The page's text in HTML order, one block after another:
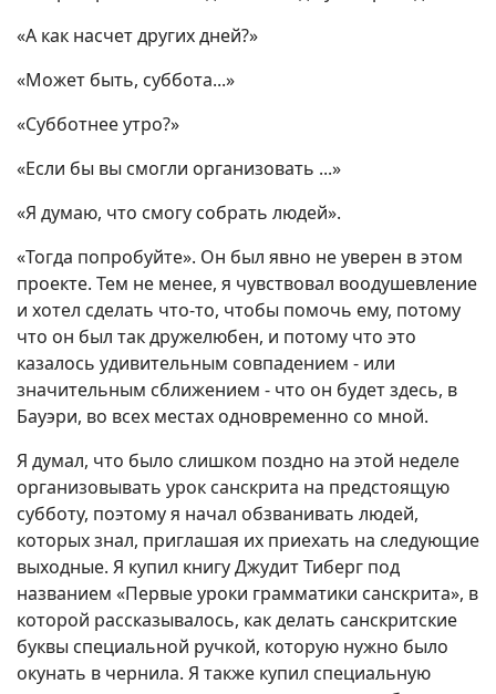
«А как насчет других дней?»
«Может быть, суббота...»
«Субботнее утро?»
«Если бы вы смогли организовать ...»
«Я думаю, что смогу собрать людей».
«Тогда попробуйте». Он был явно не уверен в этом
проекте. Тем не менее, я чувствовал воодушевление
и хотел сделать что-то, чтобы помочь ему, потому
что он был так дружелюбен, и потому что это
казалось удивительным совпадением - или
значительным сближением - что он будет здесь, в
Бауэри, во всех местах одновременно со мной.
Я думал, что было слишком поздно на этой неделе
организовывать урок санскрита на предстоящую
субботу, поэтому я начал обзванивать людей,
которых знал, приглашая их приехать на следующие
выходные. Я купил книгу Джудит Тиберг под
названием «Первые уроки грамматики санскрита», в
которой рассказывалось, как делать санскритские
буквы специальной ручкой, которую нужно было
окунать в чернила. Я также купил специальную